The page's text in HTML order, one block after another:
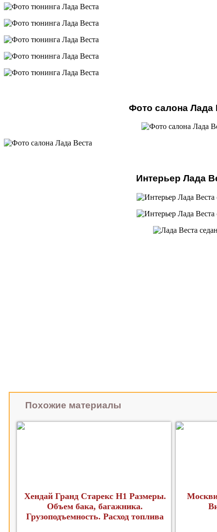
Фото салона Лада
Интерьер Лада
Похожие материалы
Хендай Гранд Старекс H1 Размеры.
Объем бака, багажника.
Грузоподъемность. Расход топлива